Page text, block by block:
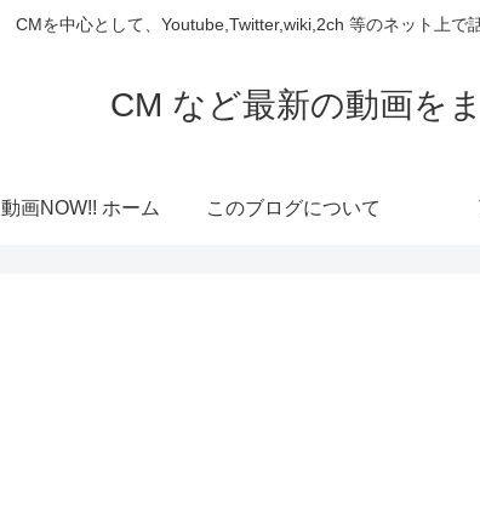
CMを中心として、Youtube,Twitter,wiki,2ch 等のネット上で
CM など最新の動画を
動画NOW!! ホーム このブログについて